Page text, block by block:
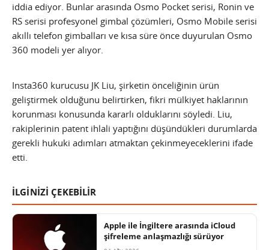
iddia ediyor. Bunlar arasında Osmo Pocket serisi, Ronin ve
RS serisi profesyonel gimbal çözümleri, Osmo Mobile serisi
akıllı telefon gimbalları ve kısa süre önce duyurulan Osmo
360 modeli yer alıyor.
Insta360 kurucusu JK Liu, şirketin önceliğinin ürün
geliştirmek olduğunu belirtirken, fikri mülkiyet haklarının
korunması konusunda kararlı olduklarını söyledi. Liu,
rakiplerinin patent ihlali yaptığını düşündükleri durumlarda
gerekli hukuki adımları atmaktan çekinmeyeceklerini ifade
etti.
İLGİNİZİ ÇEKEBİLİR
Apple ile İngiltere arasında iCloud
şifreleme anlaşmazlığı sürüyor